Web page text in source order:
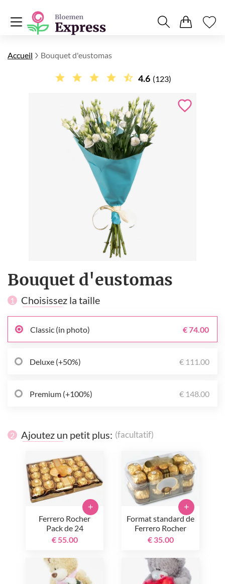
Accueil Bouquet d'eustomas
4.6 (123)
Bouquet d'eustomas
1 Choisissez la taille
Classic (in photo) € 74.00
Deluxe (+50%) € 111.00
Premium (+100%) € 148.00
2 Ajoutez un petit plus: (facultatif)
Ferrero Rocher
Pack de 24
€ 55.00
+
Format standard de
Ferrero Rocher
€ 35.00
+